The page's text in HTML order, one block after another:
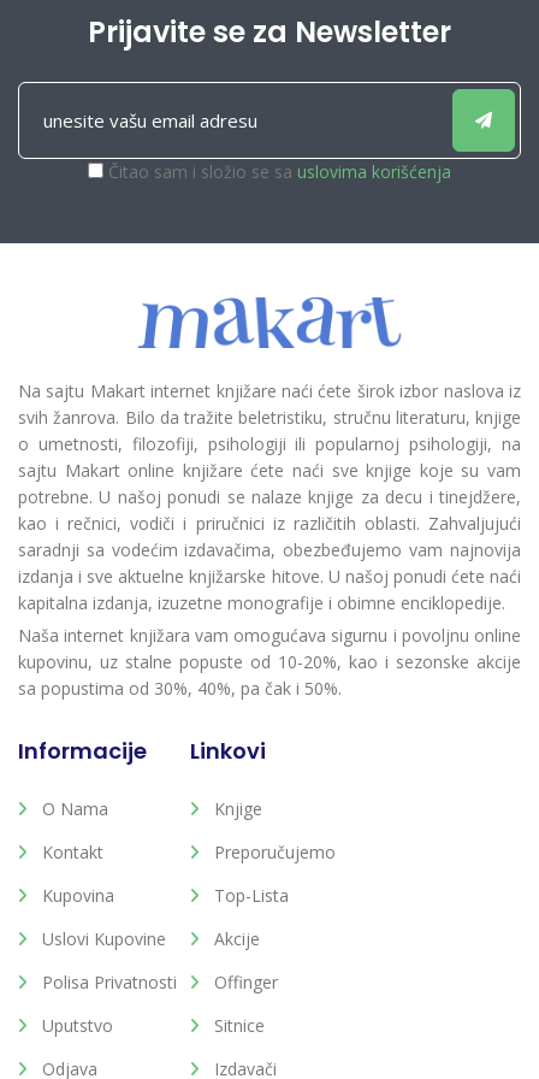
Prijavite se za Newsletter
Čitao sam i složio se sa uslovima korišćenja
Na sajtu Makart internet knjižare naći ćete širok izbor naslova iz
svih žanrova. Bilo da tražite beletristiku, stručnu literaturu, knjige
o umetnosti, filozofiji, psihologiji ili popularnoj psihologiji, na
sajtu Makart online knjižare ćete naći sve knjige koje su vam
potrebne. U našoj ponudi se nalaze knjige za decu i tinejdžere,
kao i rečnici, vodiči i priručnici iz različitih oblasti. Zahvaljujući
saradnji sa vodećim izdavačima, obezbeđujemo vam najnovija
izdanja i sve aktuelne knjižarske hitove. U našoj ponudi ćete naći
kapitalna izdanja, izuzetne monografije i obimne enciklopedije.
Naša internet knjižara vam omogućava sigurnu i povoljnu online
kupovinu, uz stalne popuste od 10-20%, kao i sezonske akcije
sa popustima od 30%, 40%, pa čak i 50%.
Informacije
O Nama
Kontakt
Kupovina
Uslovi Kupovine
Polisa Privatnosti
Uputstvo
Odjava
Linkovi
Knjige
Preporučujemo
Top-Lista
Akcije
Offinger
Sitnice
Izdavači